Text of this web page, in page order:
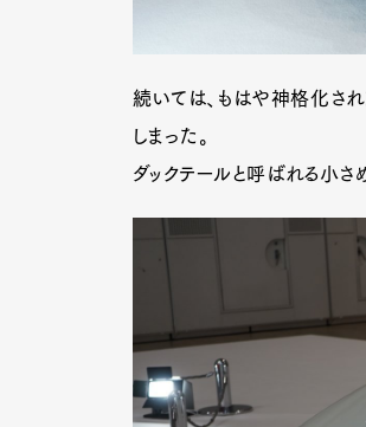
続いては、もはや神格化さ
しまった。
ダックテールと呼ばれる小さ